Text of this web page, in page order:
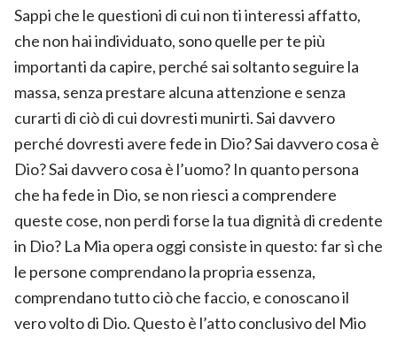
Sappi che le questioni di cui non ti interessi affatto,
che non hai individuato, sono quelle per te più
importanti da capire, perché sai soltanto seguire la
massa, senza prestare alcuna attenzione e senza
curarti di ciò di cui dovresti munirti. Sai davvero
perché dovresti avere fede in Dio? Sai davvero cosa è
Dio? Sai davvero cosa è l’uomo? In quanto persona
che ha fede in Dio, se non riesci a comprendere
queste cose, non perdi forse la tua dignità di credente
in Dio? La Mia opera oggi consiste in questo: far sì che
le persone comprendano la propria essenza,
comprendano tutto ciò che faccio, e conoscano il
vero volto di Dio. Questo è l’atto conclusivo del Mio